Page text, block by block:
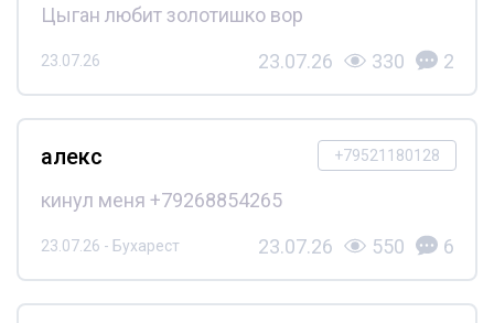
Цыган любит золотишко вор
23.07.26 23.07.26 330 2
+79521180128
алекс
кинул меня +79268854265
23.07.26 - Бухарест 23.07.26 550 6